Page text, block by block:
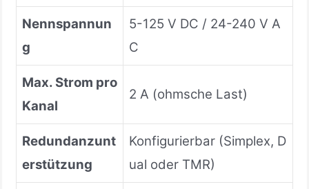
Nennspannun
g
5-125 V DC / 24-240 V A
C
Max. Strom pro
Kanal
2 A (ohmsche Last)
Redundanzunt
erstützung
Konfigurierbar (Simplex, D
ual oder TMR)